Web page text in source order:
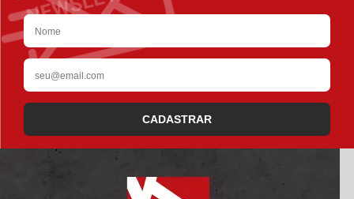
CADASTRAR